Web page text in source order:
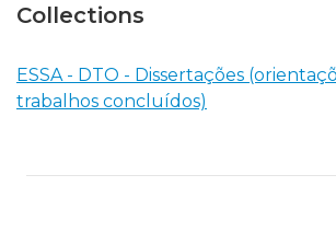
Collections
ESSA - DTO - Dissertações
trabalhos concluídos)